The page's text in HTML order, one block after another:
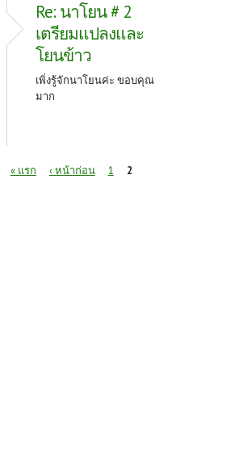
Re: นาโยน # 2
เตรียมแปลงและ
โยนข้าว
เพิ่งรู้จักนาโยนค่ะ ขอบคุณ
มาก
« แรก ‹ หน้าก่อน 1 2